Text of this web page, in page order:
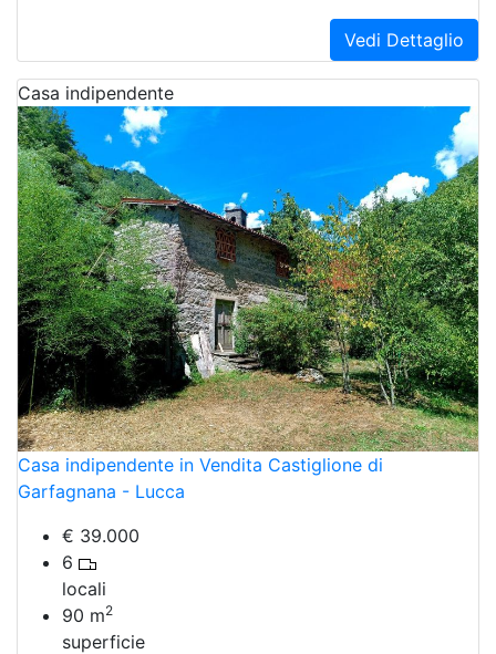
Vedi Dettaglio
Casa indipendente
Casa indipendente in Vendita Castiglione di
Garfagnana - Lucca
€ 39.000
6
locali
90 m2
superficie